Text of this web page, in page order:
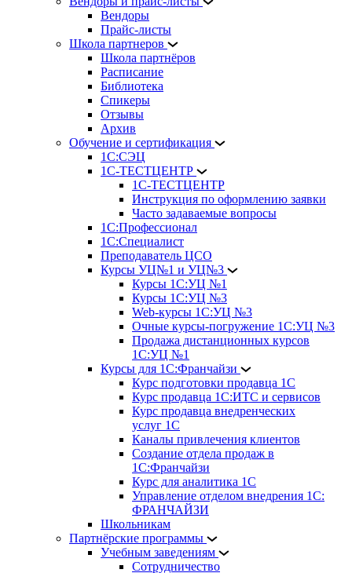
Вендоры
Прайс-листы
Школа партнеров
Школа партнёров
Расписание
Библиотека
Спикеры
Отзывы
Архив
Обучение и сертификация
1С:СЭЦ
1С-ТЕСТЦЕНТР
1С-ТЕСТЦЕНТР
Инструкция по оформлению заявки
Часто задаваемые вопросы
1С:Профессионал
1С:Специалист
Преподаватель ЦСО
Курсы УЦ№1 и УЦ№3
Курсы 1С:УЦ №1
Курсы 1С:УЦ №3
Web-курсы 1С:УЦ №3
Очные курсы-погружение 1С:УЦ №3
Продажа дистанционных курсов
1С:УЦ №1
Курсы для 1С:Франчайзи
Курс подготовки продавца 1С
Курс продавца 1С:ИТС и сервисов
Курс продавца внедренческих
услуг 1С
Каналы привлечения клиентов
Создание отдела продаж в
1С:Франчайзи
Курс для аналитика 1С
Управление отделом внедрения 1С:
ФРАНЧАЙЗИ
Школьникам
Партнёрские программы
Учебным заведениям
Сотрудничество